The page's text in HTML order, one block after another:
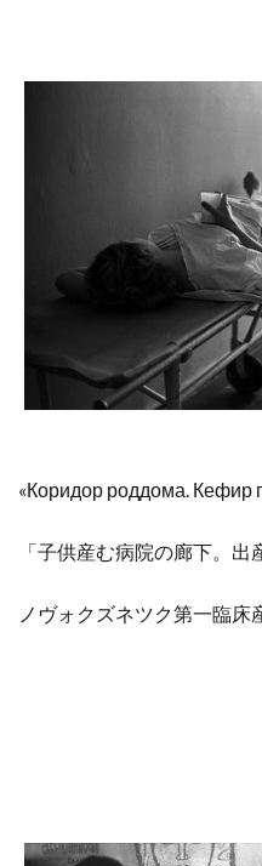
«Коридор роддома. Кефир
「子供産む病院の廊下。出
ノヴォクズネツク第一臨床